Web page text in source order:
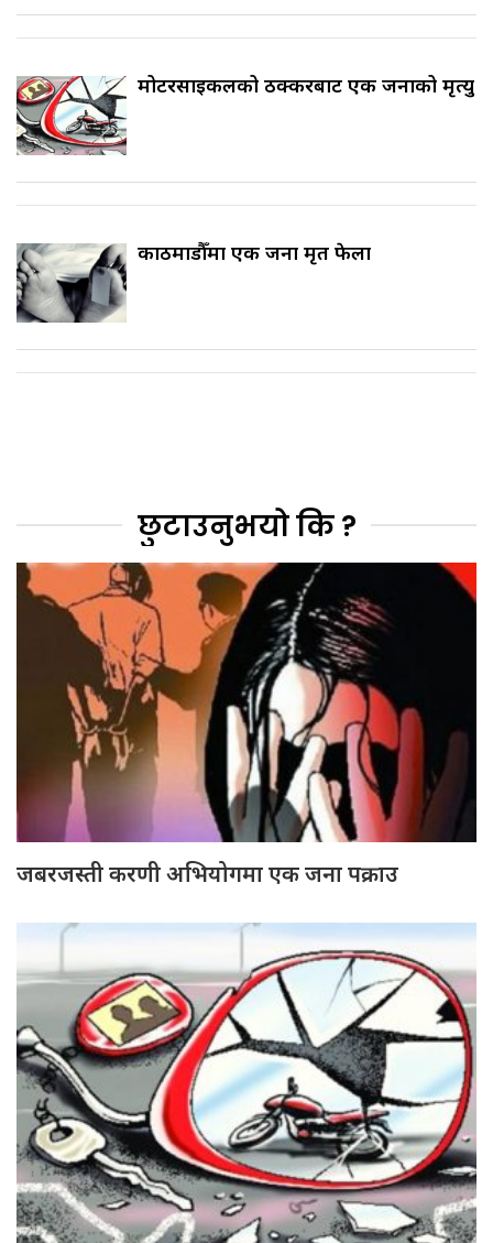
मोटरसाइकलको ठक्करबाट एक जनाको मृत्यु
काठमाडौँमा एक जना मृत फेला
छुटाउनुभयो कि ?
जबरजस्ती करणी अभियोगमा एक जना पक्राउ